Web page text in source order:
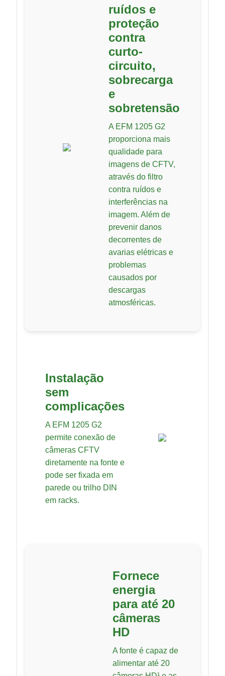
ruídos e
proteção
contra
curto-
circuito,
sobrecarga
e
sobretensão
A EFM 1205 G2
proporciona mais
qualidade para
imagens de CFTV,
através do filtro
contra ruídos e
interferências na
imagem. Além de
prevenir danos
decorrentes de
avarias elétricas e
problemas
causados por
descargas
atmosféricas.
Instalação
sem
complicações
A EFM 1205 G2
permite conexão de
câmeras CFTV
diretamente na fonte e
pode ser fixada em
parede ou trilho DIN
em racks.
Fornece
energia
para até 20
câmeras
HD
A fonte é capaz de
alimentar até 20